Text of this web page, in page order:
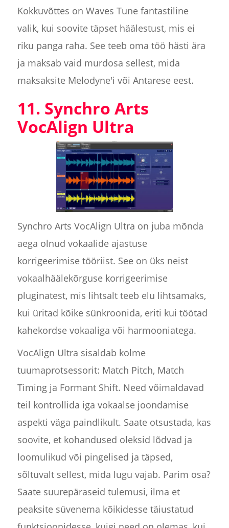
Kokkuvõttes on Waves Tune fantastiline
valik, kui soovite täpset häälestust, mis ei
riku panga raha. See teeb oma töö hästi ära
ja maksab vaid murdosa sellest, mida
maksaksite Melodyne'i või Antarese eest.
11. Synchro Arts
VocAlign Ultra
Synchro Arts VocAlign Ultra on juba mõnda
aega olnud vokaalide ajastuse
korrigeerimise tööriist. See on üks neist
vokaalhäälekõrguse korrigeerimise
pluginatest, mis lihtsalt teeb elu lihtsamaks,
kui üritad kõike sünkroonida, eriti kui töötad
kahekordse vokaaliga või harmooniatega.
VocAlign Ultra sisaldab kolme
tuumaprotsessorit: Match Pitch, Match
Timing ja Formant Shift. Need võimaldavad
teil kontrollida iga vokaalse joondamise
aspekti väga paindlikult. Saate otsustada, kas
soovite, et kohandused oleksid lõdvad ja
loomulikud või pingelised ja täpsed,
sõltuvalt sellest, mida lugu vajab. Parim osa?
Saate suurepäraseid tulemusi, ilma et
peaksite süvenema kõikidesse täiustatud